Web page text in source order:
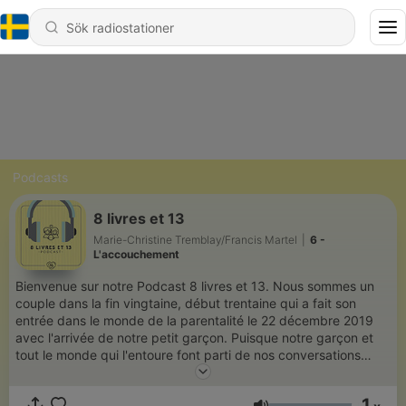
Podcasts
8 livres et 13
Marie-Christine Tremblay/Francis Martel
6 -
L'accouchement
Bienvenue sur notre Podcast 8 livres et 13. Nous sommes un
couple dans la fin vingtaine, début trentaine qui a fait son
entrée dans le monde de la parentalité le 22 décembre 2019
avec l'arrivée de notre petit garçon. Puisque notre garçon et
tout le monde qui l'entoure font parti de nos conversations
quotidiennes, nous avons décidé de vous partager les